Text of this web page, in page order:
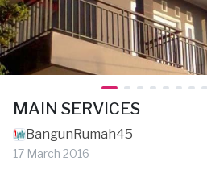
MAIN SERVICES
BangunRumah45
17 March 2016